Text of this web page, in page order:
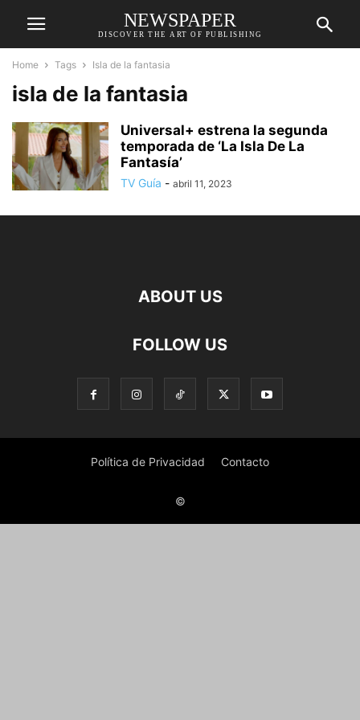
NEWSPAPER
DISCOVER THE ART OF PUBLISHING
Home Tags Isla de la fantasia
isla de la fantasia
Universal+ estrena la segunda
temporada de ‘La Isla De La
Fantasía’
TV Guía - abril 11, 2023
ABOUT US
FOLLOW US
Política de Privacidad Contacto
©